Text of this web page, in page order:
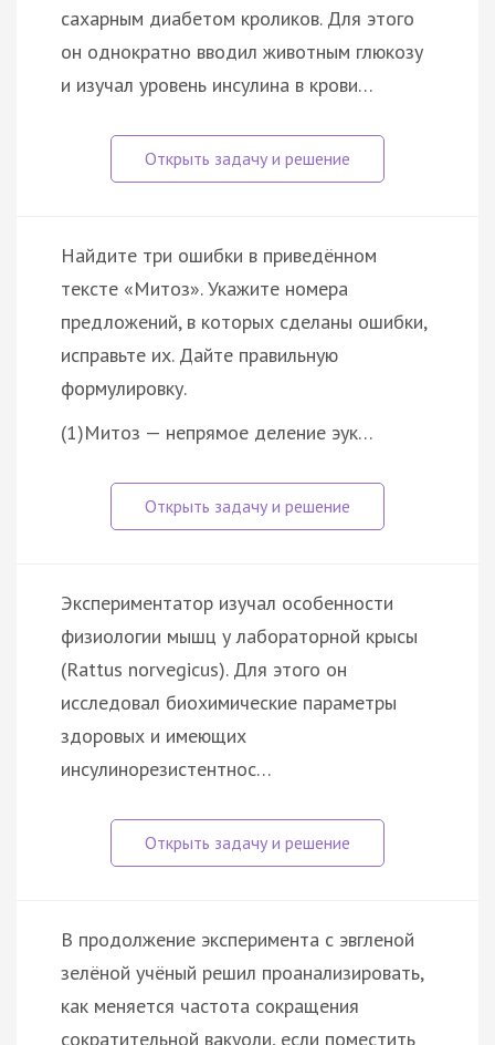
сахарным диабетом кроликов. Для этого
он однократно вводил животным глюкозу
и изучал уровень инсулина в крови…
Найдите три ошибки в приведённом
тексте «Митоз». Укажите номера
предложений, в которых сделаны ошибки,
исправьте их. Дайте правильную
формулировку.
(1)Митоз — непрямое деление эук…
Экспериментатор изучал особенности
физиологии мышц у лабораторной крысы
(Rattus norvegicus). Для этого он
исследовал биохимические параметры
здоровых и имеющих
инсулинорезистентнос…
В продолжение эксперимента с эвгленой
зелёной учёный решил проанализировать,
как меняется частота сокращения
сократительной вакуоли, если поместить